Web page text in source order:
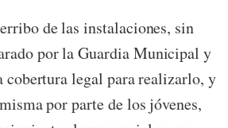
de las instalaciones, sin
por la Guardia Municipal y
cobertura legal para realizarlo, y
por parte de los jóvenes,